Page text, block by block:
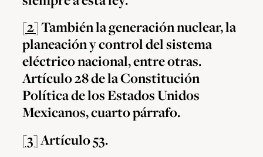
[2]También la generación nuclear, la
planeación y control del sistema
eléctrico nacional, entre otras.
Artículo 28 de la Constitución
Política de los Estados Unidos
Mexicanos, cuarto párrafo.
[3]Artículo 53.